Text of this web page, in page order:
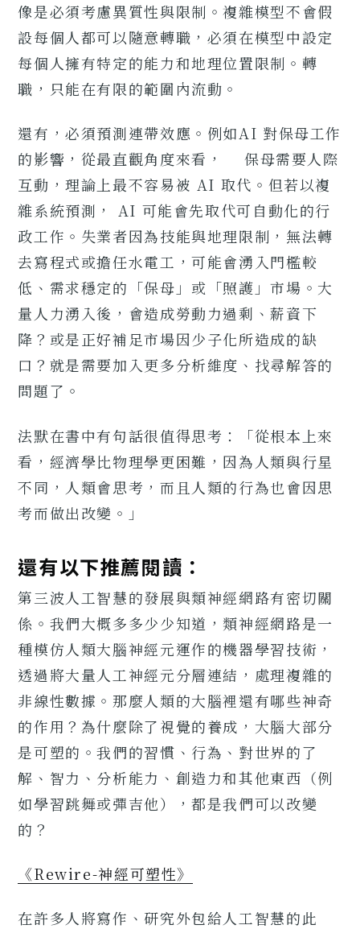
像是必須考慮異質性與限制。複雜模型不會假
設每個人都可以隨意轉職，必須在模型中設定
每個人擁有特定的能力和地理位置限制。轉
職，只能在有限的範圍內流動。
還有，必須預測連帶效應。例如AI 對保母工作
的影響，從最直觀角度來看， 保母需要人際
互動，理論上最不容易被 AI 取代。但若以複
雜系統預測， AI 可能會先取代可自動化的行
政工作。失業者因為技能與地理限制，無法轉
去寫程式或擔任水電工，可能會湧入門檻較
低、需求穩定的「保母」或「照護」市場。大
量人力湧入後，會造成勞動力過剩、薪資下
降？或是正好補足市場因少子化所造成的缺
口？就是需要加入更多分析維度、找尋解答的
問題了。
法默在書中有句話很值得思考：「從根本上來
看，經濟學比物理學更困難，因為人類與行星
不同，人類會思考，而且人類的行為也會因思
考而做出改變。」
還有以下推薦閱讀：
第三波人工智慧的發展與類神經網路有密切關
係。我們大概多多少少知道，類神經網路是一
種模仿人類大腦神經元運作的機器學習技術，
透過將大量人工神經元分層連結，處理複雜的
非線性數據。那麼人類的大腦裡還有哪些神奇
的作用？為什麼除了視覺的養成，大腦大部分
是可塑的。我們的習慣、行為、對世界的了
解、智力、分析能力、創造力和其他東西（例
如學習跳舞或彈吉他），都是我們可以改變
的？
《Rewire-神經可塑性》
在許多人將寫作、研究外包給人工智慧的此